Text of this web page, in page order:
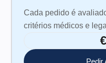
Cada pedido é
critérios médicos e